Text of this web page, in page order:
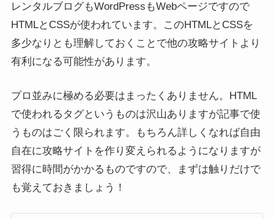
レンタルブログもWordPressもWebページですので
HTMLとCSSが使われています。このHTMLとCSSを
多少なりとも理解しておくことで他の攻略サイトより
有利になる可能性があります。
プロ並みに極める必要はまったくありません。HTML
で使われるタグというものは沢山ありますが記事で使
うものはごく限られます。もちろん詳しくなれば自由
自在に攻略サイトを作り変えられるようになりますが
習得に時間がかかるものですので、まずは触りだけで
も覚えておきましょう！